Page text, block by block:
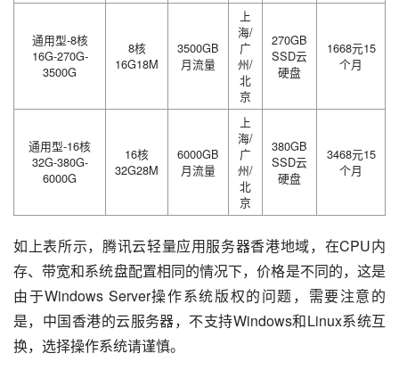
通用型-8核
16G-270G-
3500G
8核
16G18M
3500GB
月流量
上
海/
广
州/
北
京
270GB
SSD云
硬盘
1668元15
个月
通用型-16核
32G-380G-
6000G
16核
32G28M
6000GB
月流量
上
海/
广
州/
北
京
380GB
SSD云
硬盘
3468元15
个月
如上表所示，腾讯云轻量应用服务器香港地域，在CPU内
存、带宽和系统盘配置相同的情况下，价格是不同的，这是
由于Windows Server操作系统版权的问题，需要注意的
是，中国香港的云服务器，不支持Windows和Linux系统互
换，选择操作系统请谨慎。